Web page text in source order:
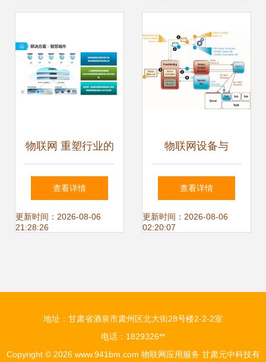
服务再升级
物联网 重塑行业的
智能解决方案与73
项应用服务探索
查看详情
更新时间：2026-08-06
21:28:26
物联网设备与
Windows Azure服
务总线 构建高效可
查看详情
更新时间：2026-08-06
02:20:07
地址：甘肃省酒泉市肃州区北大街28号楼2-2-2室
电话：1829326**
Copyright © 2026 www.941bm.com 物联网应用服务 甘肃元中科技有